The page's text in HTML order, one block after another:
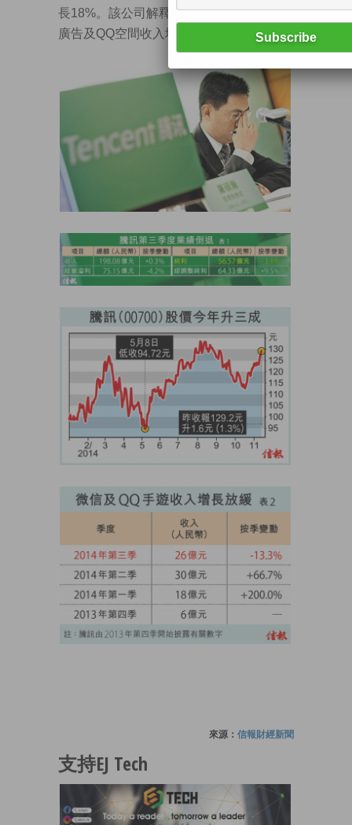
長18%。該公司解釋，收入上升是由視頻
廣告及QQ空間收入增長所帶動。
來源： 信報財經新聞
支持EJ Tech